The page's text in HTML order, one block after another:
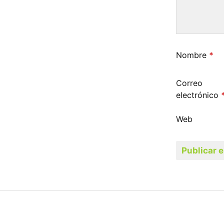
Nombre *
Correo
electrónico
Web